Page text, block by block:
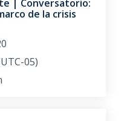
| Conversatorio:
de la crisis
05)